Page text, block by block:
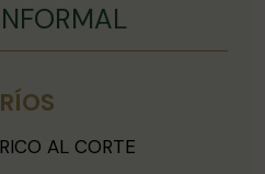
AL CORTE